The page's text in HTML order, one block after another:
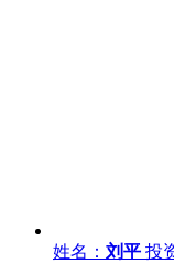
姓名： 刘平 投